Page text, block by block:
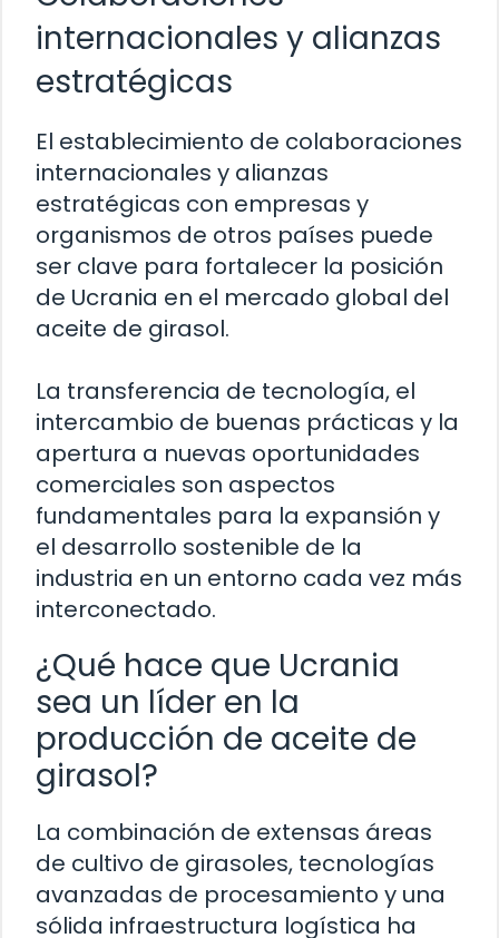
internacionales y alianzas
estratégicas
El establecimiento de colaboraciones
internacionales y alianzas
estratégicas con empresas y
organismos de otros países puede
ser clave para fortalecer la posición
de Ucrania en el mercado global del
aceite de girasol.
La transferencia de tecnología, el
intercambio de buenas prácticas y la
apertura a nuevas oportunidades
comerciales son aspectos
fundamentales para la expansión y
el desarrollo sostenible de la
industria en un entorno cada vez más
interconectado.
¿Qué hace que Ucrania
sea un líder en la
producción de aceite de
girasol?
La combinación de extensas áreas
de cultivo de girasoles, tecnologías
avanzadas de procesamiento y una
sólida infraestructura logística ha